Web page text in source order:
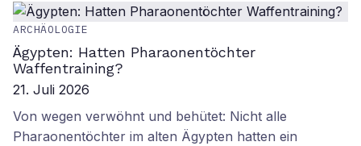
ARCHÄOLOGIE
Ägypten: Hatten Pharaonentöchter
Waffentraining?
21. Juli 2026
Von wegen verwöhnt und behütet: Nicht alle
Pharaonentöchter im alten Ägypten hatten ein